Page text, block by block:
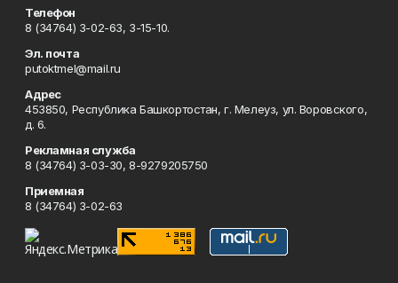
Телефон
8 (34764) 3-02-63, 3-15-10.
Эл. почта
putoktmel@mail.ru
Адрес
453850, Республика Башкортостан, г. Мелеуз, ул. Воровского,
д. 6.
Рекламная служба
8 (34764) 3-03-30, 8-9279205750
Приемная
8 (34764) 3-02-63